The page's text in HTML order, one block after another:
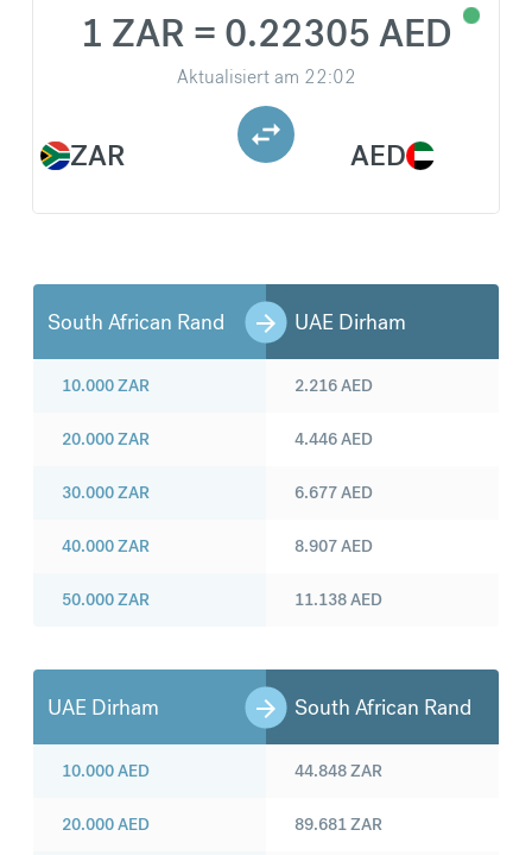
ZAR
1 ZAR = 0.22305 AED
Aktualisiert am 22:02
AED
South African Rand UAE Dirham
10.000ZAR
20.000ZAR
30.000ZAR
40.000ZAR
50.000ZAR
2.216AED
4.446AED
6.677AED
8.907AED
11.138AED
UAE Dirham South African Rand
10.000AED
20.000AED
44.848ZAR
89.681ZAR